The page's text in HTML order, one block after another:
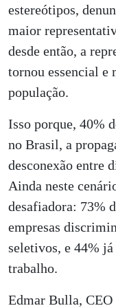
estereótipos,
maior
desde então, a
tornou essencial e
população.
Isso porque, 40%
no Brasil, a
desconexão entre
Ainda neste
desafiadora: 73%
empresas
seletivos, e 44%
trabalho.
Edmar Bulla,